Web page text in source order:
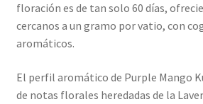
floración es de tan solo 60 días,
cercanos a un gramo por vatio, con
aromáticos.
El perfil aromático de Purple Mango
de notas florales heredadas de la